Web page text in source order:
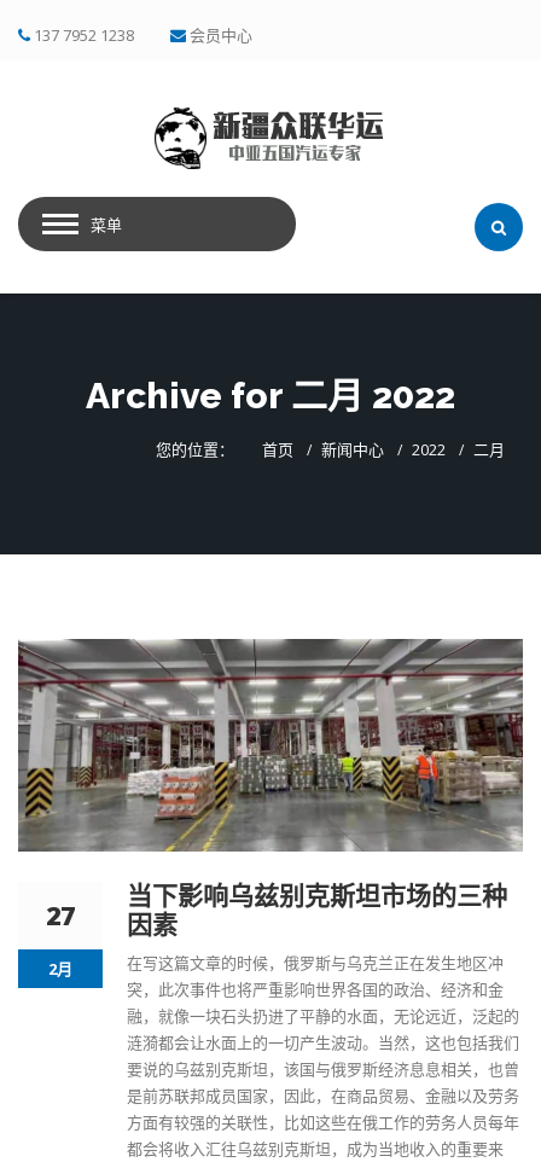
137 7952 1238 会员中心
菜单
Archive for 二月 2022
您的位置： 首页 新闻中心 2022 二月
27
2月
当下影响乌兹别克斯坦市场的三种
因素
在写这篇文章的时候，俄罗斯与乌克兰正在发生地区冲
突，此次事件也将严重影响世界各国的政治、经济和金
融，就像一块石头扔进了平静的水面，无论远近，泛起的
涟漪都会让水面上的一切产生波动。当然，这也包括我们
要说的乌兹别克斯坦，该国与俄罗斯经济息息相关，也曾
是前苏联邦成员国家，因此，在商品贸易、金融以及劳务
方面有较强的关联性，比如这些在俄工作的劳务人员每年
都会将收入汇往乌兹别克斯坦，成为当地收入的重要来